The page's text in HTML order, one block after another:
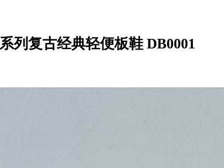
列复古经典轻便板鞋 DB0001